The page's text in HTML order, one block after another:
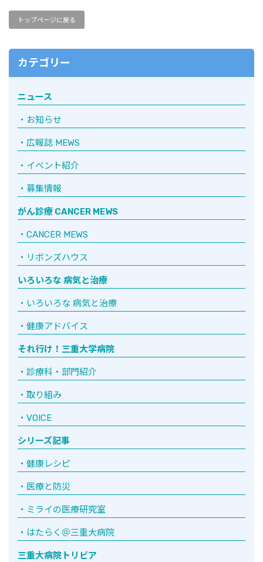
トップページに戻る
カテゴリー
ニュース
お知らせ
広報誌 MEWS
イベント紹介
募集情報
がん診療 CANCER MEWS
CANCER MEWS
リボンズハウス
いろいろな 病気と治療
いろいろな 病気と治療
健康アドバイス
それ行け！三重大学病院
診療科・部門紹介
取り組み
VOICE
シリーズ記事
健康レシピ
医療と防災
ミライの医療研究室
はたらく＠三重大病院
三重大病院トリビア